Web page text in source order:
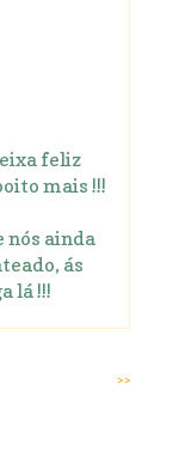
feliz
mais !!!
nós ainda
ás
lá !!!
>>